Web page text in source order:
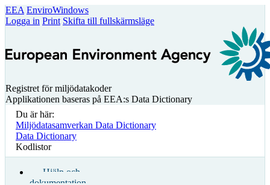
EEA EnviroWindows
Logga in Print Skifta till fullskärmsläge
Registret för miljödatakoder
Applikationen baseras på EEA:s Data Dictionary
Du är här:
Miljödatasamverkan Data Dictionary
Data Dictionary
Kodlistor
Hjälp och
dokumentation